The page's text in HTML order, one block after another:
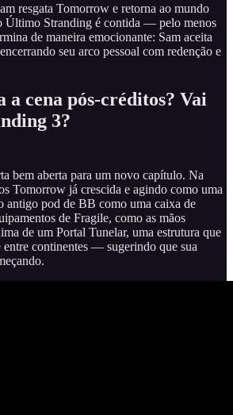
resgata Tomorrow e retorna ao mundo
Último Stranding é contida — pelo menos
de maneira emocionante: Sam aceita
seu arco pessoal com redenção e
a cena pós-créditos? Vai
3?
bem aberta para um novo capítulo. Na
Tomorrow já crescida e agindo como uma
antigo pod de BB como uma caixa de
de Fragile, como as mãos
de um Portal Tunelar, uma estrutura que
entre continentes — sugerindo que sua